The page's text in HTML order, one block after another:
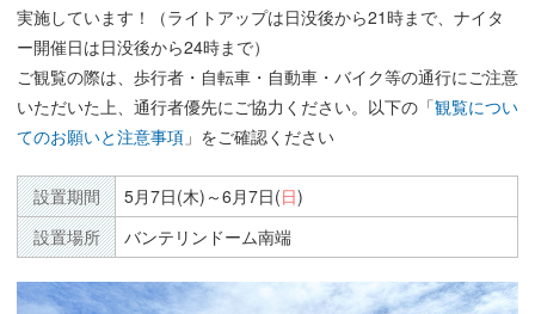
実施しています！（ライトアップは日没後から21時まで、ナイタ
ー開催日は日没後から24時まで）
ご観覧の際は、歩⾏者・⾃転⾞・⾃動⾞・バイク等の通⾏にご注意
いただいた上、通⾏者優先にご協⼒ください。以下の「観覧につい
てのお願いと注意事項 」をご確認ください
設置期間 5月7日(木)～6月7日(日)
設置場所
バンテリンドーム南端